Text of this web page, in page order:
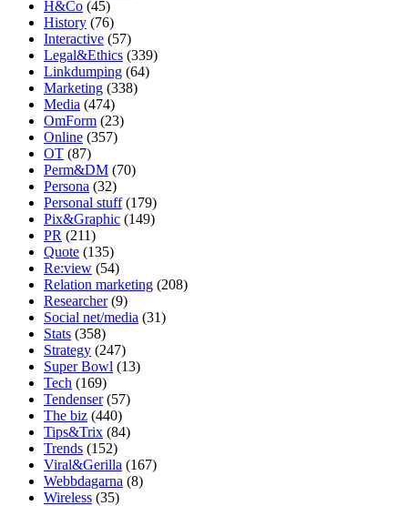
H&Co (45)
History (76)
Interactive (57)
Legal&Ethics (339)
Linkdumping (64)
Marketing (338)
Media (474)
OmForm (23)
Online (357)
OT (87)
Perm&DM (70)
Persona (32)
Personal stuff(179)
Pix&Graphic (149)
PR (211)
Quote (135)
Re:view (54)
Relation marketing (208)
Researcher(9)
Social net/media (31)
Stats (358)
Strategy (247)
Super Bowl (13)
Tech (169)
Tendenser(57)
The biz (440)
Tips&Trix (84)
Trends (152)
Viral&Gerilla (167)
Webbdagarna (8)
Wireless (35)